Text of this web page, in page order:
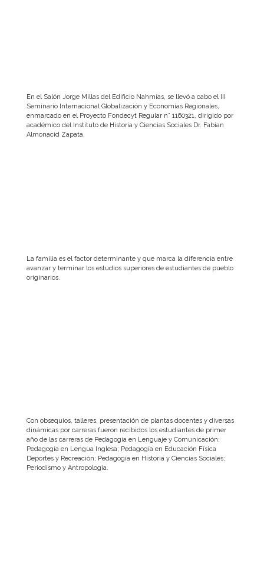
En el Salón Jorge Millas del Edificio Nahmías, se llevó a cabo el III
Seminario Internacional Globalización y Economías Regionales,
enmarcado en el Proyecto Fondecyt Regular n° 1160321, dirigido por
académico del Instituto de Historia y Ciencias Sociales Dr. Fabian
Almonacid Zapata.
La familia es el factor determinante y que marca la diferencia entre
avanzar y terminar los estudios superiores de estudiantes de pueblo
originarios.
Con obsequios, talleres, presentación de plantas docentes y diversas
dinámicas por carreras fueron recibidos los estudiantes de primer
año de las carreras de Pedagogía en Lenguaje y Comunicación;
Pedagogía en Lengua Inglesa; Pedagogía en Educación Física
Deportes y Recreación; Pedagogía en Historia y Ciencias Sociales;
Periodismo y Antropología.